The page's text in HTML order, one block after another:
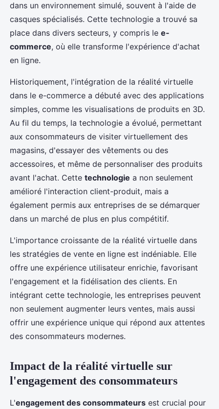
dans un environnement simulé, souvent à l'aide de
casques spécialisés. Cette technologie a trouvé sa
place dans divers secteurs, y compris le e-
commerce, où elle transforme l'expérience d'achat
en ligne.
Historiquement, l'intégration de la réalité virtuelle
dans le e-commerce a débuté avec des applications
simples, comme les visualisations de produits en 3D.
Au fil du temps, la technologie a évolué, permettant
aux consommateurs de visiter virtuellement des
magasins, d'essayer des vêtements ou des
accessoires, et même de personnaliser des produits
avant l'achat. Cette technologie a non seulement
amélioré l'interaction client-produit, mais a
également permis aux entreprises de se démarquer
dans un marché de plus en plus compétitif.
L'importance croissante de la réalité virtuelle dans
les stratégies de vente en ligne est indéniable. Elle
offre une expérience utilisateur enrichie, favorisant
l'engagement et la fidélisation des clients. En
intégrant cette technologie, les entreprises peuvent
non seulement augmenter leurs ventes, mais aussi
offrir une expérience unique qui répond aux attentes
des consommateurs modernes.
Impact de la réalité virtuelle sur
l'engagement des consommateurs
L'engagement des consommateurs est crucial pour